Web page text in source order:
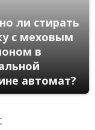
ли стирать
с меховым
в
автомат?